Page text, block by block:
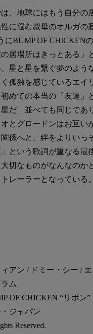
、地球にはもう自分の
に悩む叔母のオルガの
にBUMP OF CHICKEN
居場所はきっとある
星と星を繋ぐ夢のよう
孤独を感じているエイ
めての本当の「友達」
だ 並べても同じであ
とグロードンはお互い
係へと、絆をよりいっ
という歌詞が重なる最
切なものがなんなのか
レーラーとなっている
アン / ドミー・シー /
ム
OF CHICKEN “リボン”
ジャパン
Reserved.